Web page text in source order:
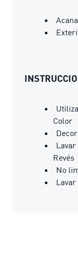
Color
Revés
No